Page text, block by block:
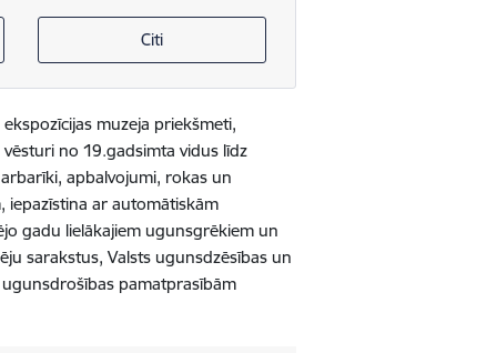
Citi
muzeja priekšmeti,
no 19.gadsimta vidus līdz
apbalvojumi, rokas un
iepazīstina ar automātiskām
gadu lielākajiem ugunsgrēkiem un
sarakstus, Valsts ugunsdzēsības un
pamatprasībām